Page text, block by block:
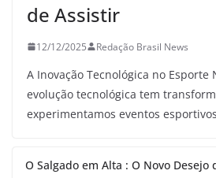
de Assistir
12/12/2025 Redação Brasil News
A Inovação Tecnológica no Esporte
evolução tecnológica tem
experimentamos eventos
O Salgado em Alta : O Novo Desejo